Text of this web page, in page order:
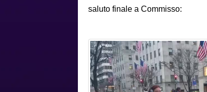
saluto finale a Commisso: